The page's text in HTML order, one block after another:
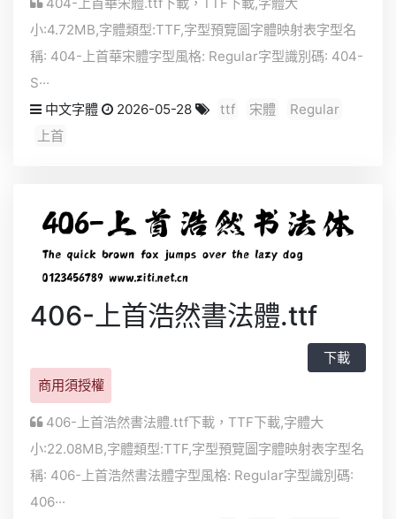
404-上首華宋體.ttf下載， TTF下載,字體大
小:4.72MB,字體類型:TTF,字型預覽圖字體映射表字型名
稱: 404-上首華宋體字型風格: Regular字型識別碼: 404-
S···
中文字體
2026-05-28 ttf 宋體
Regular
上首
406-上首浩然書法體.ttf
下載
商用須授權
406-上首浩然書法體.ttf下載， TTF下載,字體大
小:22.08MB,字體類型:TTF,字型預覽圖字體映射表字型名
稱: 406-上首浩然書法體字型風格: Regular字型識別碼:
406···